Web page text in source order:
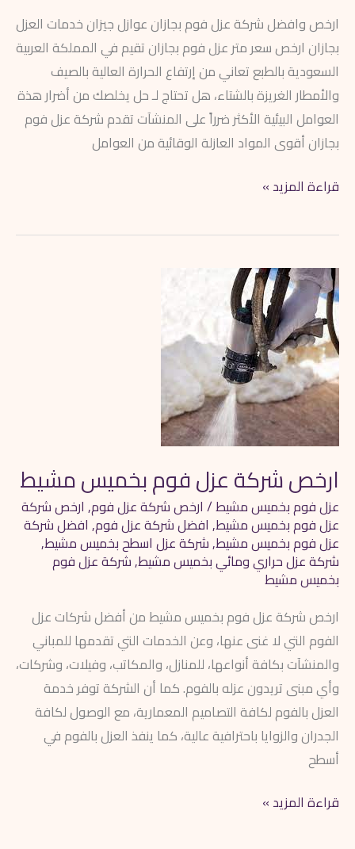
ارخص وافضل شركة عزل فوم بجازان عوازل جيزان خدمات العزل
بجازان ارخص سعر متر عزل فوم بجازان تقيم في المملكة العربية
السعودية بالطبع تعاني من إرتفاع الحرارة العالية بالصيف
والأمطار الغريزة بالشتاء، هل تحتاج لـ حل يخلصك من أضرار هذة
العوامل البيئية الأكثر ضرراً على المنشآت تقدم شركة عزل فوم
بجازان أقوى المواد العازلة الوقائية من العوامل
قراءة المزيد »
ارخص شركة عزل فوم بخميس مشيط
عزل فوم بخميس مشيط/ ارخص شركة عزل فوم, ارخص شركة
عزل فوم بخميس مشيط, افضل شركة عزل فوم, افضل شركة
عزل فوم بخميس مشيط,شركة عزل اسطح بخميس مشيط,
شركة عزل حراري ومائي بخميس مشيط,شركة عزل فوم
بخميس مشيط
ارخص شركة عزل فوم بخميس مشيط من أفضل شركات عزل
الفوم التي لا غنى عنها، وعن الخدمات التي تقدمها للمباني
والمنشآت بكافة أنواعها، للمنازل، والمكاتب، وفيلات، وشركات،
وأي مبنى تريدون عزله بالفوم. كما أن الشركة توفر خدمة
العزل بالفوم لكافة التصاميم المعمارية، مع الوصول لكافة
الجدران والزوايا باحترافية عالية، كما ينفذ العزل بالفوم في
أسطح
ارخص
شركة
عزل
فوم
بخميس
مشيط
قراءة المزيد »